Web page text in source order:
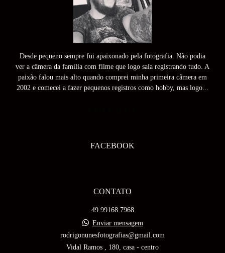
Desde pequeno sempre fui apaixonado pela fotografia. Não podia
ver a câmera da família com filme que logo saía registrando tudo. A
paixão falou mais alto quando comprei minha primeira câmera em
2002 e comecei a fazer pequenos registros como hobby, mas logo...
FACEBOOK
CONTATO
49 99168 7968
Enviar mensagem
rodrigonunesfotografias@gmail.com
Vidal Ramos , 180, casa - centro